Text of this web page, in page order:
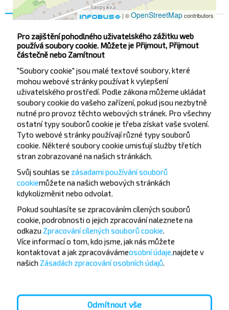
| ©OpenStreetMapcontributors
Закружка
Закружка-1
Chcete cestovat
levněji?
Nenechte si ujít akce, slevy a další zajímavé nabídky
od společnosti INFOBUS. Přihlaste se k odběru
novinek a cestujte s námi levněji!
Přihlásit se
Souhlas Podrobnosti na
Pro zajištění pohodlného uživatelského zážitku web
používá soubory cookie. Můžete je Přijmout, Přijmout
částečně nebo Zamítnout
"Soubory cookie" jsou malé textové soubory, které
mohou webové stránky používat k vylepšení
uživatelského prostředí. Podle zákona můžeme ukládat
soubory cookie do vašeho zařízení, pokud jsou nezbytně
nutné pro provoz těchto webových stránek. Pro všechny
ostatní typy souborů cookie je třeba získat vaše svolení.
Tyto webové stránky používají různé typy souborů
cookie. Některé soubory cookie umisťují služby třetích
stran zobrazované na našich stránkách.
Svůj souhlas se zásadami používání souborů
cookiemůžete na našich webových stránkách
kdykolizměnit nebo odvolat.
Pokud souhlasíte se zpracováním cílených souborů
cookie, podrobnosti o jejich zpracování naleznete na
odkazu Zpracování cílených souborů cookie.
Více informací o tom, kdo jsme, jak nás můžete
kontaktovat a jak zpracovávámeosobní údaje,najdete v
našich Zásadách zpracování osobních údajů.
Odmítnout vše